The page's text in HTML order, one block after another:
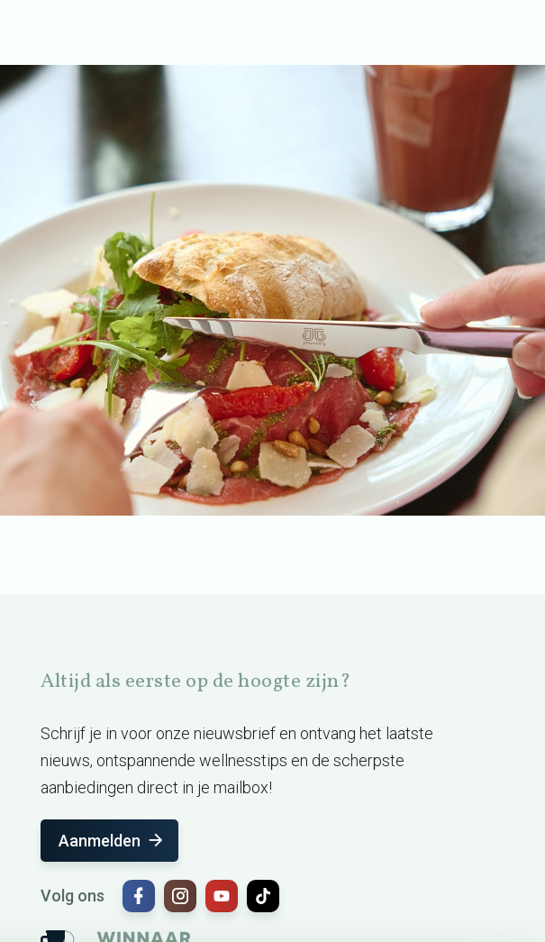
Altijd als eerste op de hoogte zijn?
Schrijf je in voor onze nieuwsbrief en ontvang het laatste
nieuws, ontspannende wellnesstips en de scherpste
aanbiedingen direct in je mailbox!
Aanmelden
Volg ons